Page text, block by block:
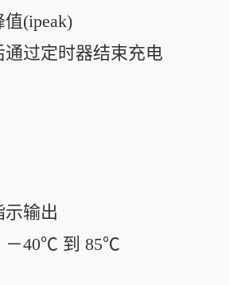
(ipeak)
过定时器结束充电
示输出
－40℃ 到 85℃